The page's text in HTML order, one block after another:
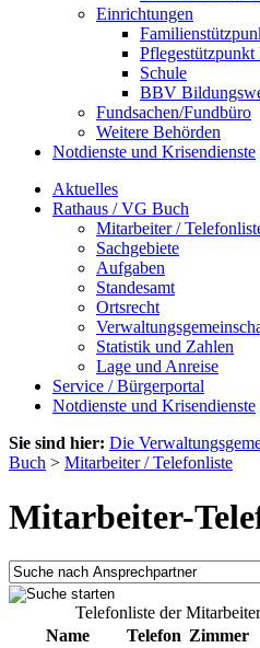
Einrichtungen
Schule
BBV
Fundsachen/Fundbüro
Weitere Behörden
Notdienste und Krisendienste
Aktuelles
Rathaus / VG Buch
Mitarbeiter /
Sachgebiete
Aufgaben
Standesamt
Ortsrecht
Statistik und Zahlen
Lage und Anreise
Service / Bürgerportal
Notdienste und Krisendienste
Sie sind hier: Die
Buch > Mitarbeiter / Telefonliste
Mitarbeiter-
Telefonliste der
Name
Telefon Zimmer